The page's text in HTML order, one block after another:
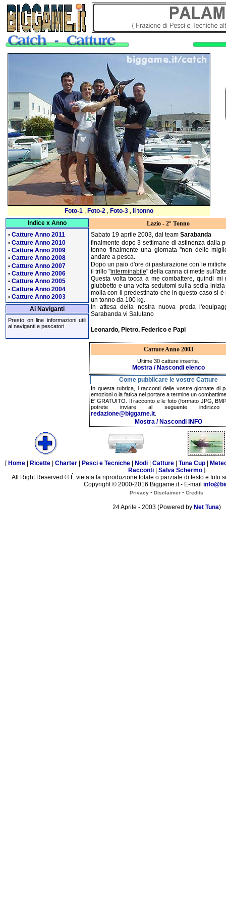
Indice x Anno
• Catture Anno 2011
• Catture Anno 2010
• Catture Anno 2009
• Catture Anno 2008
• Catture Anno 2007
• Catture Anno 2006
• Catture Anno 2005
• Catture Anno 2004
• Catture Anno 2003
Ai Naviganti
Presto on line informazioni utili
ai naviganti e pescatori
Lazio - 2° Tonno
Sabato 19 aprile 2003, dal team Sarabanda
finalmente dopo 3 settimane di astinenza dalla
tonno finalmente una giornata "non delle
andare a pesca.
Dopo un paio d'ore di pasturazione con le
il trillo "interminabile" della canna ci mette
Questa volta tocca a me combattere, quindi mi
giubbetto e una volta sedutomi sulla sedia
molla con il predestinato che in questo caso si è
un tonno da 100 kg.
In attesa della nostra nuova preda
Sarabanda vi Salutano
Leonardo, Pietro, Federico e Papi
Catture Anno 2003
Ultime 30 catture inserite.
Mostra / Nascondi elenco
Come pubblicare le vostre Catture
In questa rubrica, i racconti delle vostre giornate di
emozioni o la fatica nel portare a termine un
E' GRATUITO. Il racconto e le foto (formato JPG,
potrete inviare al seguente indirizzo
redazione@biggame.it
Mostra / Nascondi INFO
[ Home Ricette Charter Pesci e Tecniche Nodi Catture Tuna Cup
Racconti| Salva Schermo]
All Right Reserved © È vietata la riproduzione totale o parziale di testo e foto
Copyright © 2000-2016 Biggame.it - E-mail
Privacy - Disclaimer - Credits
24 Aprile - 2003 (Powered by Net Tuna)
Foto-1 , Foto-2 , Foto-3 , il tonno